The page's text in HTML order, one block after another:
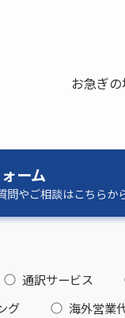
お急ぎ
ーム
やご相談はこちらか
通訳サービス
グ
海外営業